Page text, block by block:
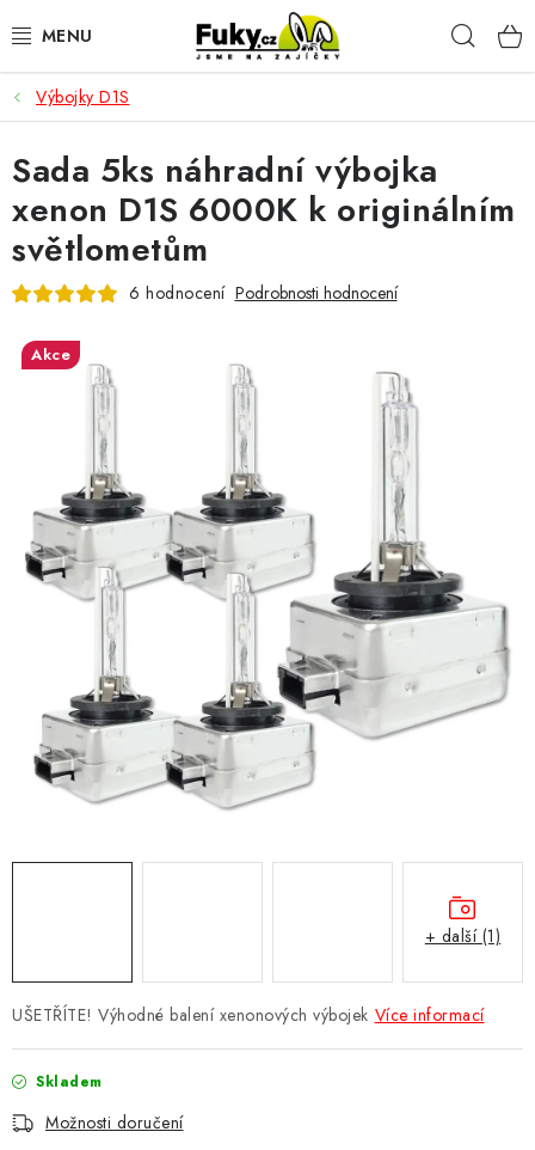
na
AUTO-MOTO
HOBBY A ZAHRADA
SPORT A OUTDOOR
DOMÁCNOST
ELEKTRONIKA
KANCELÁŘSKÉ POTŘEBY
Doprava a platba
Český e-shop
Vrácení a reklamace
Odložené platby a splátky
Obchodní podmínky
Podmínky ochrany osobních údajů
Moje objednávka
Výbojky D1S
UŠETŘÍTE! Výhodné balení xenonových výbojek Více informací
Skladem
Možnosti doručení
Sada 5ks náhradní výbojka
xenon D1S 6000K k originálním
světlometům
6 hodnocení Podrobnosti hodnocení
Akce
+ další (1)